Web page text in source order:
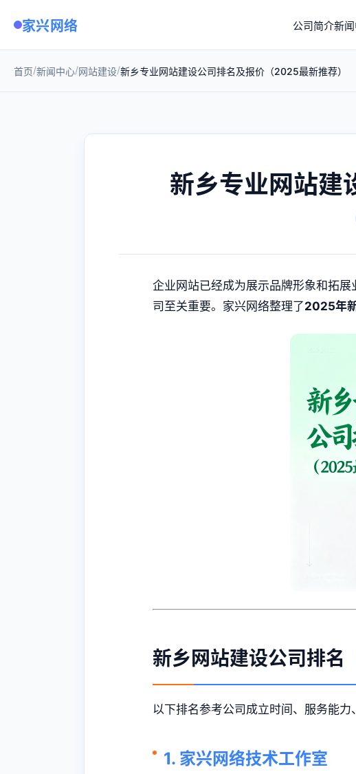
家兴网络 公司简介新
首页/新闻中心/网站建设/新乡专业网站建设公司排名及报价（2025最新推荐）
新乡专业网站建
企业网站已经成为展示品牌形象和拓
司至关重要。家兴网络整理了2025年
新乡网站建设公司排名
以下排名参考公司成立时间、服务能
1. 家兴网络技术工作室